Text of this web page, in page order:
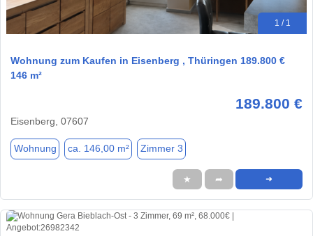
1 / 1
Wohnung zum Kaufen in Eisenberg , Thüringen 189.800 €
146 m²
189.800 €
Eisenberg, 07607
Wohnung ca. 146,00 m² Zimmer 3
★ ➦ ➜